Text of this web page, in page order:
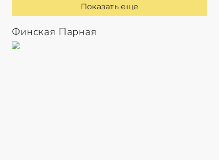
Показать еще
Финская Парная